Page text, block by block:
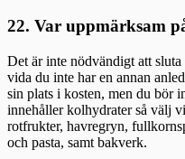
22. Var uppmärksam
Det är inte nödvändigt att
vida du inte har en annan
sin plats i kosten, men du bör
innehåller kolhydrater så välj
rotfrukter, havregryn,
och pasta, samt bakverk.